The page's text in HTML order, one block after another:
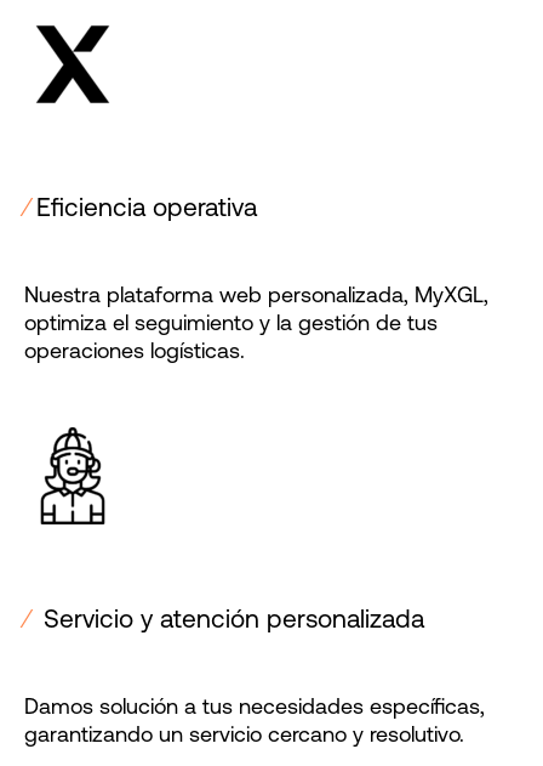
⁄Eficiencia operativa
Nuestra plataforma web personalizada, MyXGL,
optimiza el seguimiento y la gestión de tus
operaciones logísticas.
⁄Servicio y atención personalizada
Damos solución a tus necesidades específicas,
garantizando un servicio cercano y resolutivo.